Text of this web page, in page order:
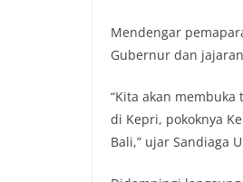
Mendengar
Gubernur dan
“Kita akan
di Kepri, pokoknya
Bali,” ujar Sandiaga